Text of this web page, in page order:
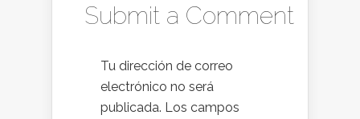
Submit a Comment
Tu dirección de correo
electrónico no será
publicada. Los campos